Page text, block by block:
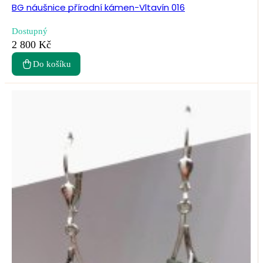
BG náušnice přírodní kámen-Vltavín 016
Dostupný
2 800 Kč
Do košíku